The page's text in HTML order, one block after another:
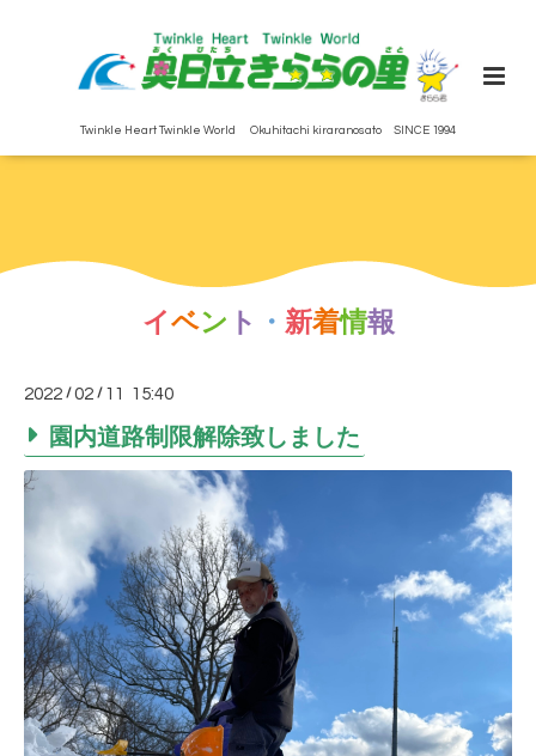
Twinkle Heart Twinkle World Okuhitachi kiraranosato SINCE 1994
イ ベン ト ・ 新着情報
2022 /02 / 11 15:40
園内道路制限解除致しました